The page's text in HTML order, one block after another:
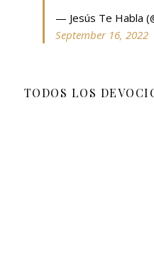
— Jesús Te Habla
September 16, 2022
TODOS LOS